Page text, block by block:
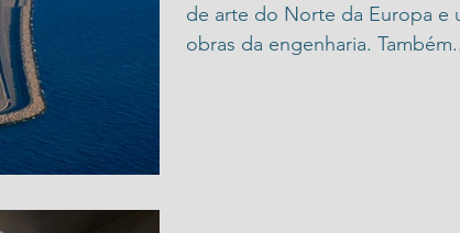
de arte do Norte da Europa e
obras da engenharia.